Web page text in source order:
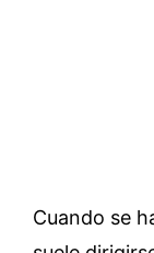
Cuando se